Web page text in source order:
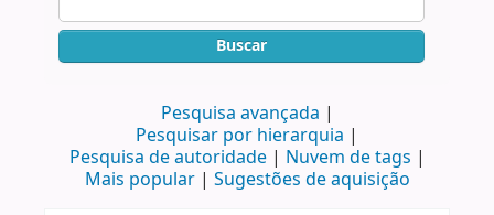
Buscar
Pesquisa avançada
Pesquisar por hierarquia
Pesquisa de autoridade
Nuvem de tags
Mais popular
Sugestões de aquisição